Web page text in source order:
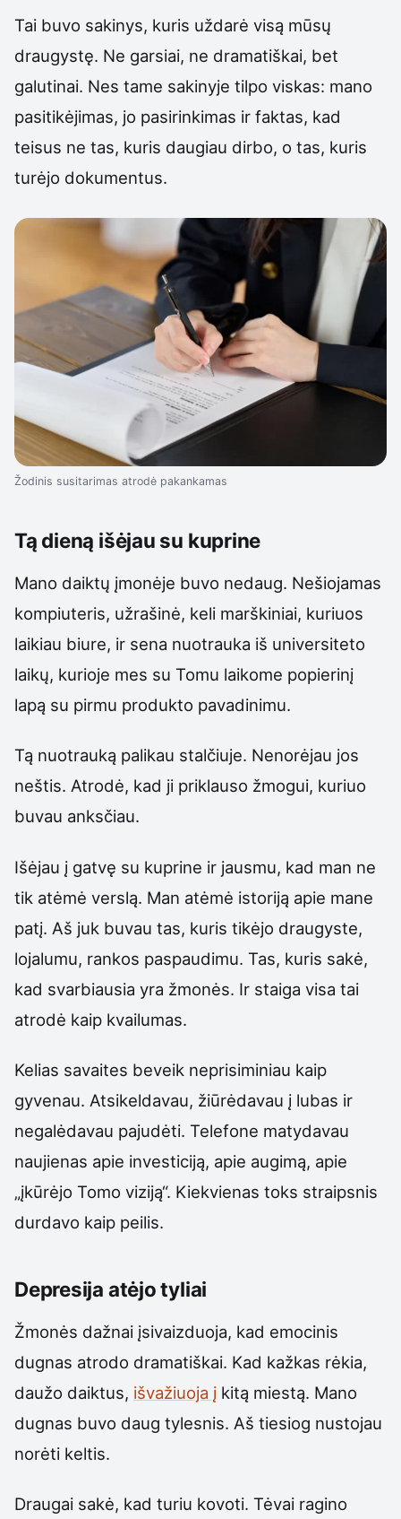
Tai buvo sakinys, kuris uždarė visą mūsų
draugystę. Ne garsiai, ne dramatiškai, bet
galutinai. Nes tame sakinyje tilpo viskas: mano
pasitikėjimas, jo pasirinkimas ir faktas, kad
teisus ne tas, kuris daugiau dirbo, o tas, kuris
turėjo dokumentus.
Žodinis susitarimas atrodė pakankamas
Tą dieną išėjau su kuprine
Mano daiktų įmonėje buvo nedaug. Nešiojamas
kompiuteris, užrašinė, keli marškiniai, kuriuos
laikiau biure, ir sena nuotrauka iš universiteto
laikų, kurioje mes su Tomu laikome popierinį
lapą su pirmu produkto pavadinimu.
Tą nuotrauką palikau stalčiuje. Nenorėjau jos
neštis. Atrodė, kad ji priklauso žmogui, kuriuo
buvau anksčiau.
Išėjau į gatvę su kuprine ir jausmu, kad man ne
tik atėmė verslą. Man atėmė istoriją apie mane
patį. Aš juk buvau tas, kuris tikėjo draugyste,
lojalumu, rankos paspaudimu. Tas, kuris sakė,
kad svarbiausia yra žmonės. Ir staiga visa tai
atrodė kaip kvailumas.
Kelias savaites beveik neprisiminiau kaip
gyvenau. Atsikeldavau, žiūrėdavau į lubas ir
negalėdavau pajudėti. Telefone matydavau
naujienas apie investiciją, apie augimą, apie
„įkūrėjo Tomo viziją“. Kiekvienas toks straipsnis
durdavo kaip peilis.
Depresija atėjo tyliai
Žmonės dažnai įsivaizduoja, kad emocinis
dugnas atrodo dramatiškai. Kad kažkas rėkia,
daužo daiktus, išvažiuoja į kitą miestą. Mano
dugnas buvo daug tylesnis. Aš tiesiog nustojau
norėti keltis.
Draugai sakė, kad turiu kovoti. Tėvai ragino